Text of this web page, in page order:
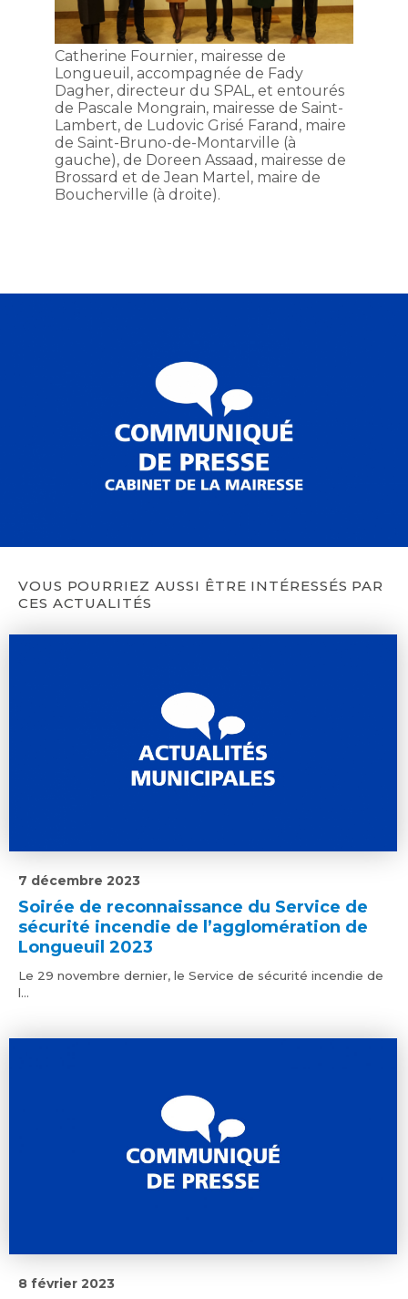
Catherine Fournier, mairesse de
Longueuil, accompagnée de Fady
Dagher, directeur du SPAL, et entourés
de Pascale Mongrain, mairesse de Saint-
Lambert, de Ludovic Grisé Farand, maire
de Saint-Bruno-de-Montarville (à
gauche), de Doreen Assaad, mairesse de
Brossard et de Jean Martel, maire de
Boucherville (à droite).
VOUS POURRIEZ AUSSI ÊTRE INTÉRESSÉS PAR
CES ACTUALITÉS
Soirée de reconnaissance du Service de
sécurité incendie de l’agglomération de
Longueuil 2023
7 décembre 2023
Le 29 novembre dernier, le Service de sécurité incendie de
l...
8 février 2023